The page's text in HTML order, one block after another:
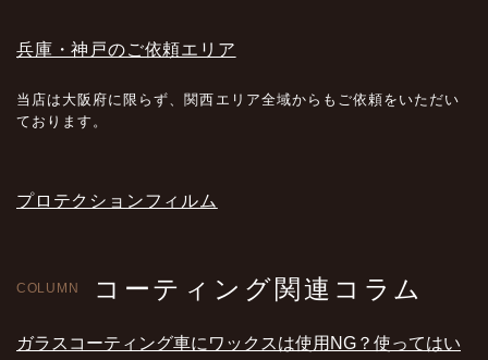
兵庫・神戸のご依頼エリア
当店は大阪府に限らず、関西エリア全域からもご依頼をいただい
ております。
プロテクションフィルム
COLUMN コーティング関連コラム
ガラスコーティング車にワックスは使用NG？使ってはい